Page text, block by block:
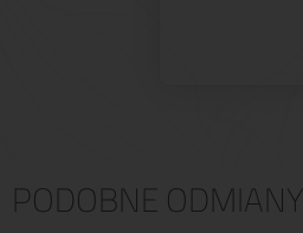
PODOBNE ODMIANY